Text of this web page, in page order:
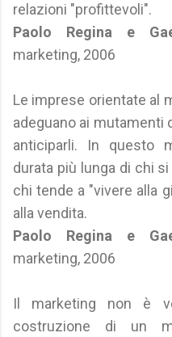
relazioni "profittevoli".
Paolo Regina e
marketing, 2006
Le imprese orientate al
adeguano ai mutamenti
anticiparli. In questo
durata più lunga di chi
chi tende a "vivere alla
alla vendita.
Paolo Regina e
marketing, 2006
Il marketing non è
costruzione di un